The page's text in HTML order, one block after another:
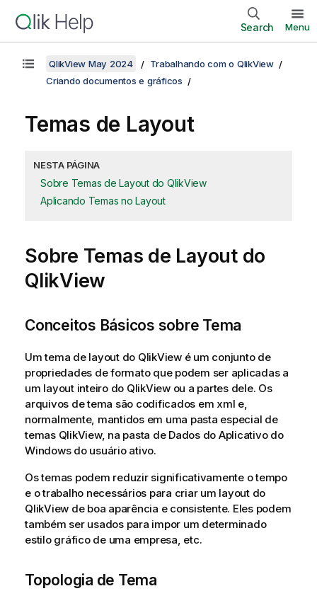
Search Menu
QlikView May 2024
Trabalhando com o QlikView
Criando documentos e gráficos
Temas de Layout
NESTA PÁGINA
Sobre Temas de Layout do QlikView
Aplicando Temas no Layout
Sobre Temas de Layout do
QlikView
Conceitos Básicos sobre Tema
Um tema de layout do QlikView é um conjunto de
propriedades de formato que podem ser aplicadas a
um layout inteiro do QlikView ou a partes dele. Os
arquivos de tema são codificados em xml e,
normalmente, mantidos em uma pasta especial de
temas QlikView, na pasta de Dados do Aplicativo do
Windows do usuário ativo.
Os temas podem reduzir significativamente o tempo
e o trabalho necessários para criar um layout do
QlikView de boa aparência e consistente. Eles podem
também ser usados para impor um determinado
estilo gráfico de uma empresa, etc.
Topologia de Tema